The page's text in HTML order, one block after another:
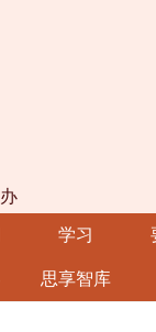
学习
思享智库